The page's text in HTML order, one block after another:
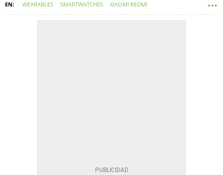
WEARABLES SMARTWATCHES XIAOMI REDMI